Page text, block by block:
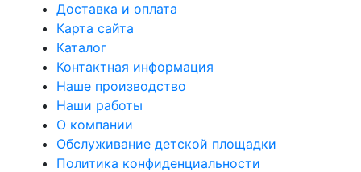
Доставка и оплата
Карта сайта
Каталог
Контактная информация
Наше производство
Наши работы
О компании
Обслуживание детской площадки
Политика конфиденциальности